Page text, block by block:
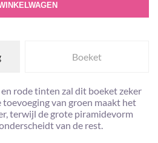
Boeket
rode tinten zal dit boeket zeker
van groen maakt het
terwijl de grote piramidevorm
van de rest.